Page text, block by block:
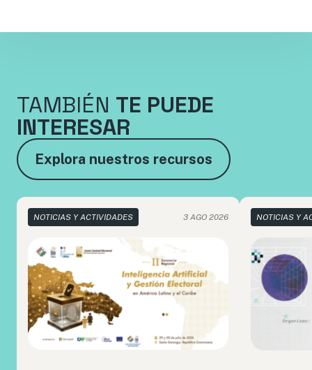
TAMBIÉN TE PUEDE
INTERESAR
Explora nuestros recursos
NOTICIAS Y ACTIVIDADES 3 AGO 2026 NOTICIAS Y